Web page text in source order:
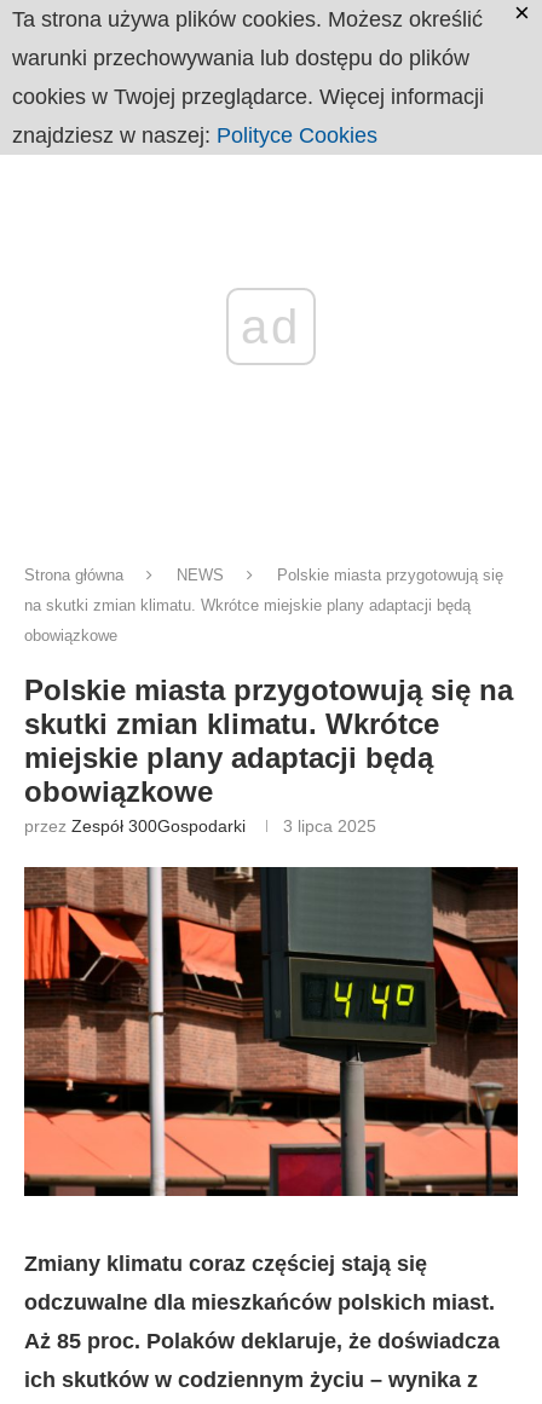
ad
Strona główna NEWS
Polskie miasta przygotowują się
na skutki zmian klimatu. Wkrótce miejskie plany adaptacji będą
obowiązkowe
Polskie miasta przygotowują się na
skutki zmian klimatu. Wkrótce
miejskie plany adaptacji będą
obowiązkowe
przez Zespół 300Gospodarki 3 lipca 2025
Zmiany klimatu coraz częściej stają się
odczuwalne dla mieszkańców polskich miast.
Aż 85 proc. Polaków deklaruje, że doświadcza
ich skutków w codziennym życiu – wynika z
Ta strona używa plików cookies. Możesz określić
warunki przechowywania lub dostępu do plików
cookies w Twojej przeglądarce. Więcej informacji
znajdziesz w naszej: Polityce Cookies
×